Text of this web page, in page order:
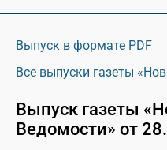
Выпуск в формате PDF
Все выпуски газеты
Выпуск газеты
Ведомости» от